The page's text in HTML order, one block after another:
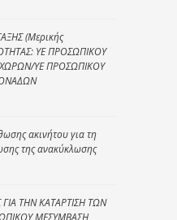
(Μερικής
ΥΕ ΠΡΟΣΩΠΙΚΟΥ
ΥΕ ΠΡΟΣΩΠΙΚΟΥ
ακινήτου για τη
της ανακύκλωσης
ΤΗΝ ΚΑΤΑΡΤΙΣΗ ΤΩΝ
ΜΕΣΥΜΒΑΣΗ